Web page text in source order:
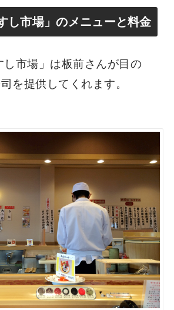
し市場」のメニューと料金
し市場」は板前さんが目の
を提供してくれます。